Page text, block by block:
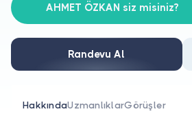
Doktorlar için
Doktor musunuz?
AHMET ÖZKAN siz misiniz?
Randevu Al
HakkındaUzmanlıklarGörüşler